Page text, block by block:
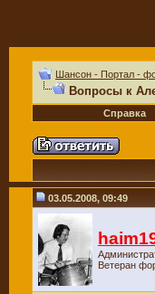
Шансон - Портал -
Вопросы к
Справка
03.05.2008, 09:49
Ветеран